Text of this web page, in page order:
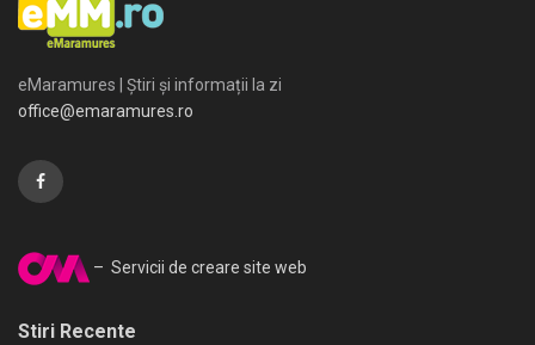
eMaramures | Știri și informații la zi
office@emaramures.ro
– Servicii de creare site web
Stiri Recente